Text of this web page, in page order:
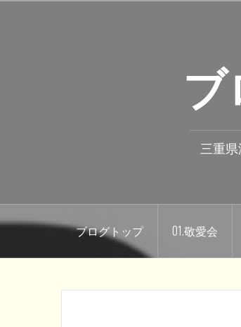
三重
ブログトップ 01.敬愛会